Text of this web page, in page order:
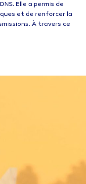
Elle a permis de
et de renforcer la
À travers ce